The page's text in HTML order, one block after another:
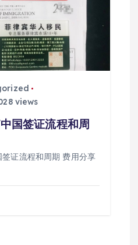
views
国签证流程和周
证流程和周期 费用分享